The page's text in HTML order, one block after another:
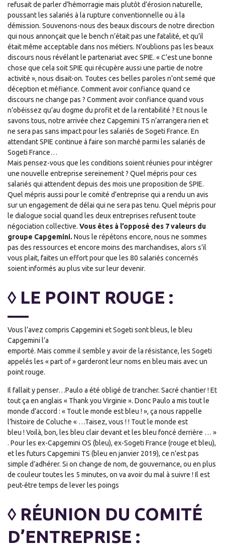
refusait de parler d’hémorragie mais plutôt d’érosion naturelle,
poussant les salariés à la rupture conventionnelle ou à la
démission. Souvenons-nous des beaux discours de notre direction
qui nous annonçait que le bench n’était pas une fatalité, et qu’il
était même acceptable dans nos métiers. N’oublions pas les beaux
discours nous révélant le partenariat avec SPIE. « C’est une bonne
chose que cela soit SPIE qui récupère aussi une partie de notre
activité », nous disait-on. Toutes ces belles paroles n’ont semé que
déception et méfiance. Comment avoir confiance quand ce
discours ne change pas ? Comment avoir confiance quand vous
n’obéissez qu’au dogme du profit et de la rentabilité ? Et nous le
savons tous, notre arrivée chez Capgemini TS n’arrangera rien et
ne sera pas sans impact pour les salariés de Sogeti France. En
attendant SPIE continue à faire son marché parmi les salariés de
Sogeti France…
Mais pensez-vous que les conditions soient réunies pour intégrer
une nouvelle entreprise sereinement ? Quel mépris pour ces
salariés qui attendent depuis des mois une proposition de SPIE.
Quel mépris aussi pour le comité d’entreprise qui a rendu un avis
sur un engagement de délai qui ne sera pas tenu. Quel mépris pour
le dialogue social quand les deux entreprises refusent toute
négociation collective. Vous êtes à l’opposé des 7 valeurs du
groupe Capgemini. Nous le répétons encore, nous ne sommes
pas des ressources et encore moins des marchandises, alors s’il
vous plait, faites un effort pour que les 80 salariés concernés
soient informés au plus vite sur leur devenir.
◊ LE POINT ROUGE :
Vous l’avez compris Capgemini et Sogeti sont bleus, le bleu
Capgemini l’a
emporté. Mais comme il semble y avoir de la résistance, les Sogeti
appelés les « part of » garderont leur noms en bleu mais avec un
point rouge.
Il fallait y penser…Paulo a été obligé de trancher. Sacré chantier ! Et
tout ça en anglais « Thank you Virginie ». Donc Paulo a mis tout le
monde d’accord : « Tout le monde est bleu ! », ça nous rappelle
l’histoire de Coluche « …Taisez, vous ! ! Tout le monde est
bleu ! Voilà, bon, les bleu clair devant et les bleu foncé derrière … »
. Pour les ex-Capgemini OS (bleu), ex-Sogeti France (rouge et bleu),
et les futurs Capgemini TS (bleu en janvier 2019), ce n’est pas
simple d’adhérer. Si on change de nom, de gouvernance, ou en plus
de couleur toutes les 5 minutes, on va avoir du mal à suivre ! Il est
peut-être temps de lever les poings
◊ RÉUNION DU COMITÉ
D’ENTREPRISE :